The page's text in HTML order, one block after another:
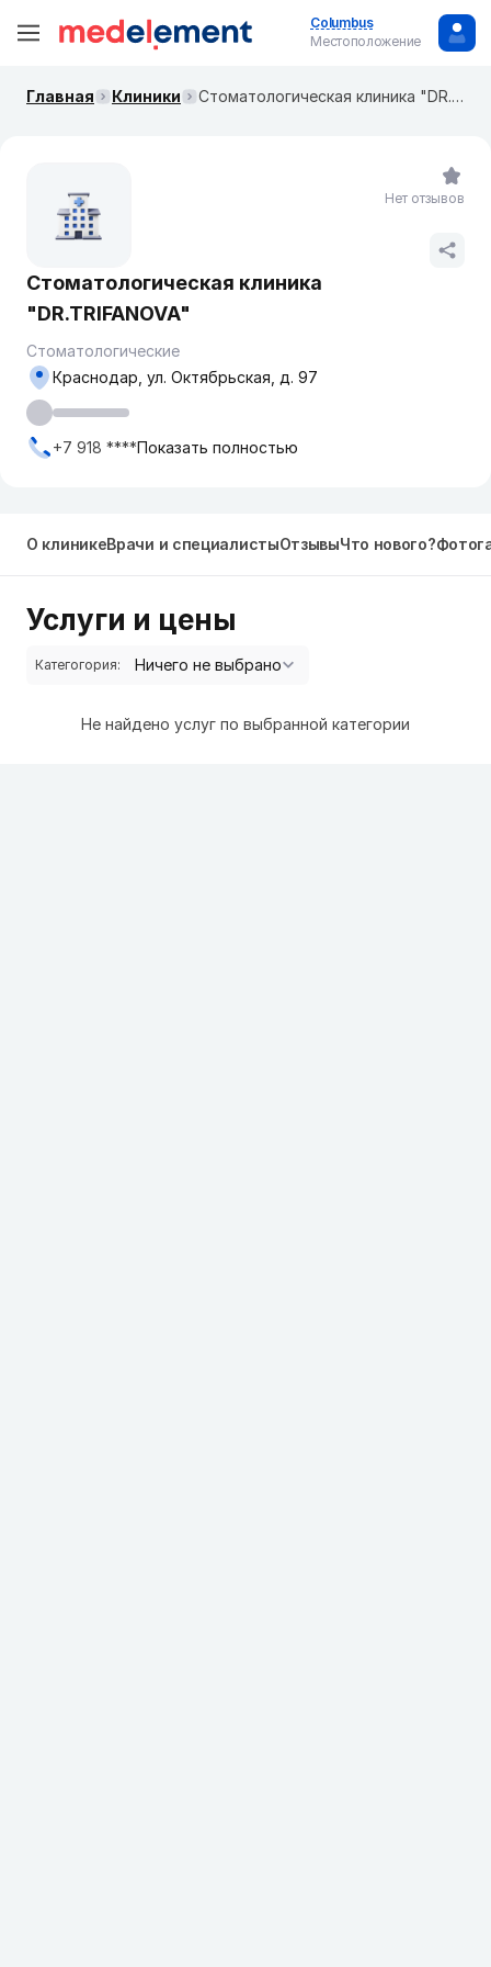
Columbus
Местоположение
Главная Клиники Стоматологическая клиника "DR.TRIFANOVA"
Стоматологическая клиника
"DR.TRIFANOVA"
Стоматологические
Краснодар, ул. ​Октябрьская, д. 97​
+7 918 ****Показать полностью
Нет отзывов
О клиникеВрачи и специалистыОтзывыЧто нового?
Услуги и цены
Категогория:
Не найдено услуг по выбранной категории